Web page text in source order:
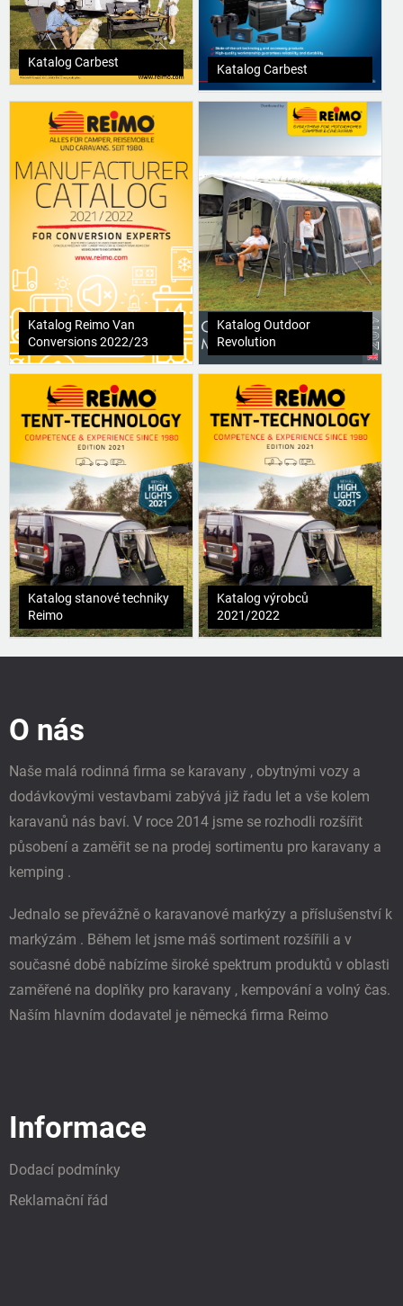
Katalog Carbest
Katalog Carbest
Katalog Reimo Van
Conversions 2022/23
Katalog Outdoor
Revolution
Katalog stanové techniky
Reimo
Katalog výrobců
2021/2022
O nás
Naše malá rodinná firma se karavany , obytnými vozy a
dodávkovými vestavbami zabývá již řadu let a vše kolem
karavanů nás baví. V roce 2014 jsme se rozhodli rozšířit
působení a zaměřit se na prodej sortimentu pro karavany a
kemping .
Jednalo se převážně o karavanové markýzy a příslušenství k
markýzám . Během let jsme máš sortiment rozšířili a v
současné době nabízíme široké spektrum produktů v oblasti
zaměřené na doplňky pro karavany , kempování a volný čas.
Naším hlavním dodavatel je německá firma Reimo
Informace
Dodací podmínky
Reklamační řád